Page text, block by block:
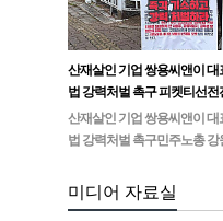
산재살인 기업 쌍용씨앤이
법 강력처벌 촉구 피켓티선전
산재살인 기업 쌍용씨앤이
법 강력처벌 촉구민주노총
미디어 자료실